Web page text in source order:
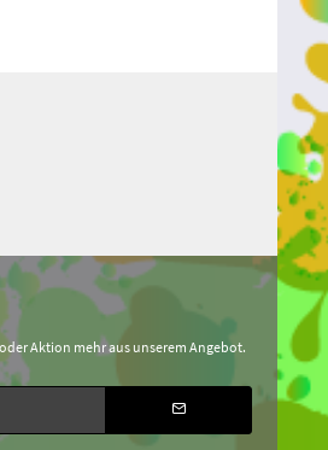
Aktion mehr aus unserem Angebot.